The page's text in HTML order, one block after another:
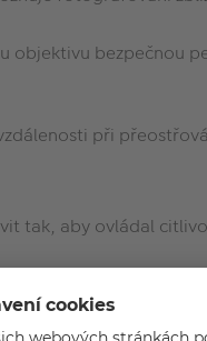
bezpečnou
při
tak, aby ovládal
filtry o průměru 52